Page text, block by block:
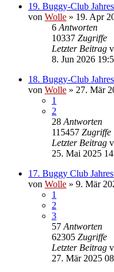
19. Buggy-Club
von Wolle » 19. Apr
6 Antworten
10337 Zugriffe
Letzter Beitrag
8. Jun 2026
18. Buggy-Club
von Wolle » 27. Mär
1
2
28 Antworten
115457 Zugriffe
Letzter Beitrag
25. Mai 2025
17. Buggy Club
von Wolle » 9. Mär
1
2
3
57 Antworten
62305 Zugriffe
Letzter Beitrag
27. Mär 2025